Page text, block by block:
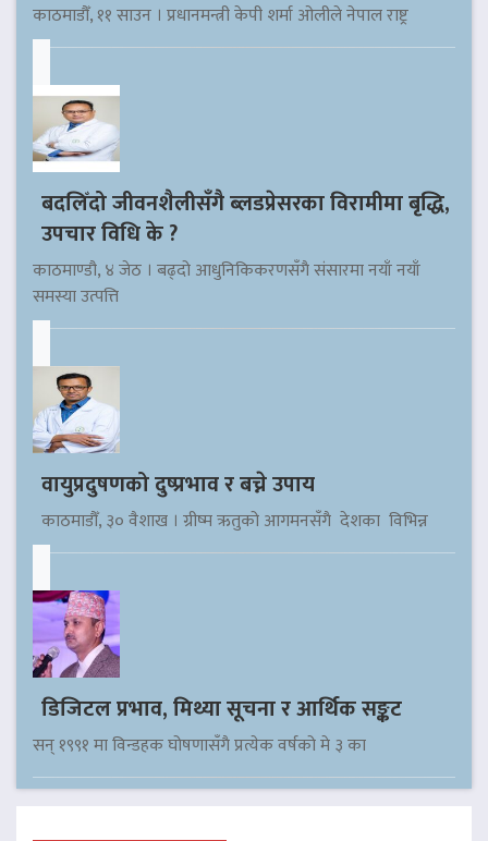
काठमाडौँ, ११ साउन । प्रधानमन्त्री केपी शर्मा ओलीले नेपाल राष्ट्र
बदलिँदो जीवनशैलीसँगै ब्लडप्रेसरका विरामीमा बृद्धि,
उपचार विधि के ?
काठमाण्डौ, ४ जेठ । बढ्दो आधुनिकिकरणसँगै संसारमा नयाँ नयाँ
समस्या उत्पत्ति
वायुप्रदुषणको दुष्प्रभाव र बच्ने उपाय
काठमाडौँ, ३० वैशाख । ग्रीष्म ऋतुको आगमनसँगै देशका विभिन्न
डिजिटल प्रभाव, मिथ्या सूचना र आर्थिक सङ्कट
सन् १९९१ मा विन्डहक घोषणासँगै प्रत्येक वर्षको मे ३ का